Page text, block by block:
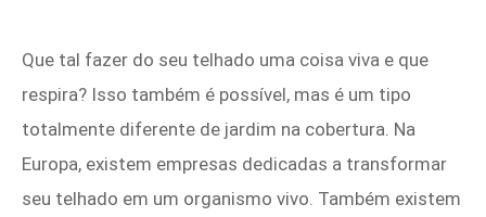
Que tal fazer do seu telhado uma coisa viva e que
respira? Isso também é possível, mas é um tipo
totalmente diferente de jardim na cobertura. Na
Europa, existem empresas dedicadas a transformar
seu telhado em um organismo vivo. Também existem